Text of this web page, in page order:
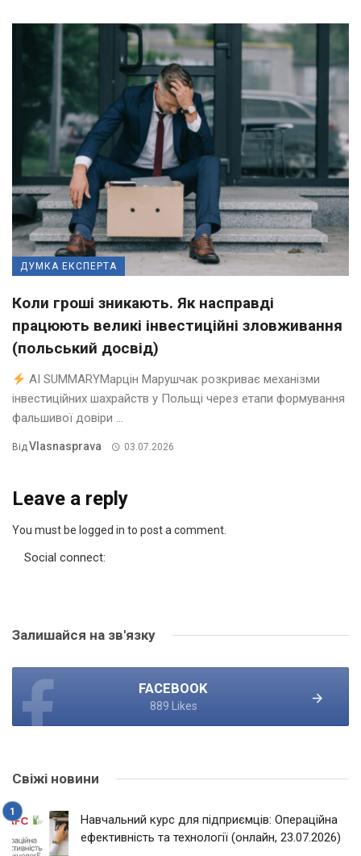
ДУМКА ЕКСПЕРТА
Коли гроші зникають. Як насправді
працюють великі інвестиційні зловживання
(польський досвід)
AI SUMMARYМарцін Марушчак розкриває механізми
інвестиційних шахрайств у Польщі через етапи формування
фальшивої довіри ...
ВідVlasnasprava 03.07.2026
Leave a reply
You must be logged in to post a comment.
Social connect:
Залишайся на зв'язку
FACEBOOK
889 Likes
Свіжі новини
Навчальний курс для підприємців: Операційна
ефективність та технології (онлайн, 23.07.2026)